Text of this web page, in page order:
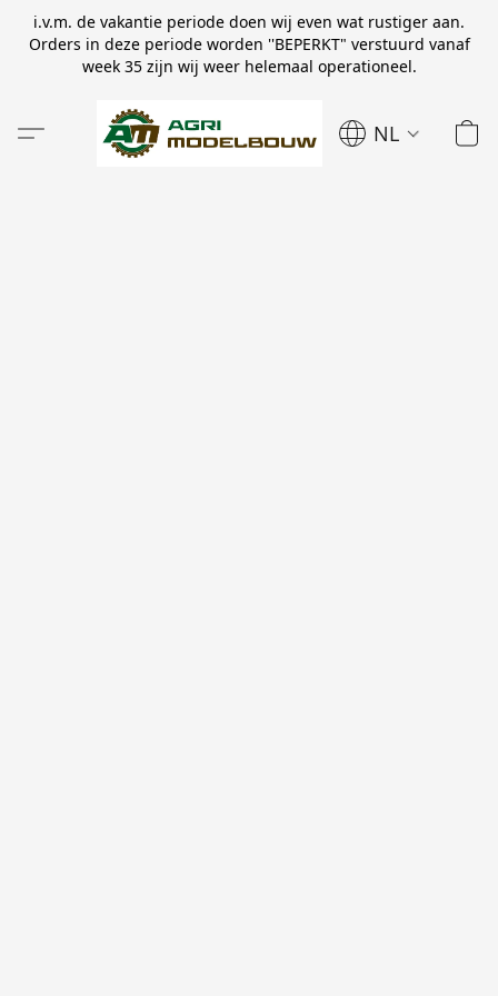
i.v.m. de vakantie periode doen wij even wat rustiger aan.
Orders in deze periode worden ''BEPERKT" verstuurd vanaf
week 35 zijn wij weer helemaal operationeel.
NL